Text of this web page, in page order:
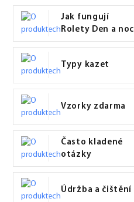
Jak fungují
Rolety Den a noc
Typy kazet
Vzorky zdarma
Často kladené
otázky
Údržba a čištění